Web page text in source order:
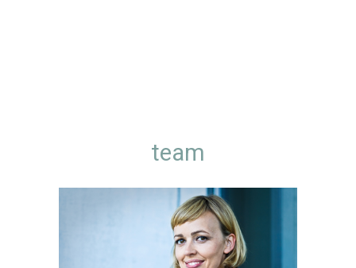
philosophie
leistungen
referenzen
team